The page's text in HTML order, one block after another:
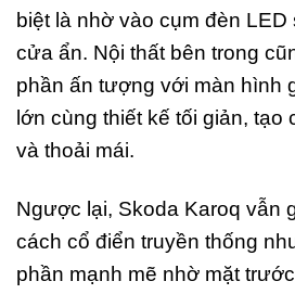
biệt là nhờ vào cụm đèn LED
cửa ẩn. Nội thất bên trong
phần ấn tượng với màn hình
lớn cùng thiết kế tối giản, tạo
và thoải mái.
Ngược lại, Skoda Karoq vẫn
cách cổ điển truyền thống
phần mạnh mẽ nhờ mặt